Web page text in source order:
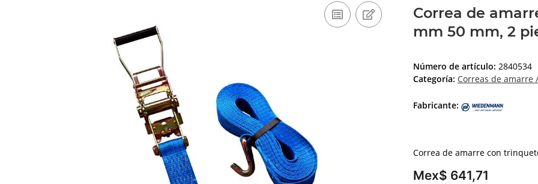
Correa de
mm 50 mm, 2
Número de artículo: 2840534
Categoría: Correas de amarre
Fabricante:
Correa de amarre con
Mex$ 641,71